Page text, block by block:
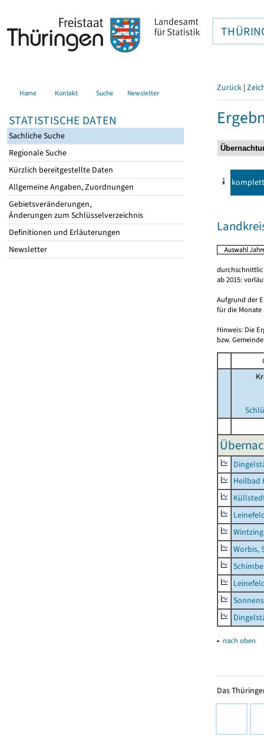
Home Kontakt Suche Newsletter
STATISTISCHE DATEN
Sachliche Suche
Regionale Suche
Kürzlich bereitgestellte Daten
Allgemeine Angaben, Zuordnungen
Gebietsveränderungen,
Änderungen zum Schlüsselverzeichnis
Definitionen und Erläuterungen
Newsletter
Zurück |
komplett
ab 2015:
Aufgrund der
für die Monate
Hinweis: Die
bzw.
Heilbad
Worbis,
▴ nach oben
Das